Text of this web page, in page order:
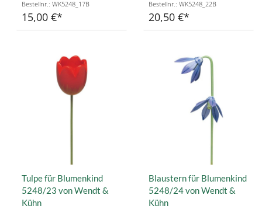
Bestellnr.: WK5248_17B
15,00 €
Bestellnr.: WK5248_22B
20,50 €
Tulpe für Blumenkind
5248/23 von Wendt &
Kühn
Blaustern für Blumenkind
5248/24 von Wendt &
Kühn